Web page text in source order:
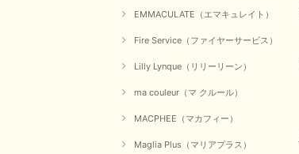
EMMACULATE（エマキュレイト）
Fire Service（ファイヤーサービス）
Lilly Lynque（リリーリーン）
ma couleur（マ クルール）
MACPHEE（マカフィー）
Maglia Plus（マリアプラス）